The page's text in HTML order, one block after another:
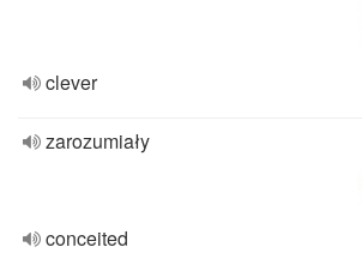
clever
zarozumiały
conceited